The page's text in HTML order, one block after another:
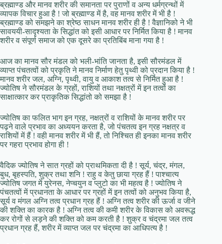
ब्रह्माण्ड और मानव शरीर की समानता पर पुराणों व अन्य धर्मग्रन्थों में
व्यापक विचार हुआ है ! जो ब्रह्माण्ड में है, वह मानव शरीर में भी है !
ब्रह्माण्ड को समझने का श्रेष्ठ साधन मानव शरीर ही है ! वैज्ञानिको ने भी
सावययी-सादृश्यता के सिद्धांत को इसी आधार पर निर्मित किया है ! मानव
शरीर व संपूर्ण समाज को एक दूसरे का प्रतिबिंब माना गया है !
आज का मानव सौर मंडल को भली-भांति जानता है, इसी सौरमंडल में
व्याप्त पंचतत्वों को प्रकृति ने मानव निर्माण हेतु पृथ्वी को प्रदान किया है !
मानव शरीर जल, अग्नि, पृथ्वी, वायु व आकाश तत्व से निर्मित हुआ है !
ज्योतिष ने सौरमंडल के ग्रहों, राशियों तथा नक्षत्रों में इन तत्वों का
साक्षात्कार कर प्राकृतिक सिद्धांतो को समझा है !
ज्योतिष का फलित भाग इन ग्रह, नक्षत्रों व राशियों के मानव शरीर पर
पढ़ने वाले प्रभाव का अध्ययन करता है, जो पंचतत्व इन ग्रह नक्षत्र व
राशियों में हैं ! वही मानव शरीर में भी हैं, तो निश्चित ही इनका मानव शरीर
पर गहरा प्रभाव होगा ही !
वैदिक ज्योतिष ने सात ग्रहों को प्राथमिकता दी है ! सूर्य, चंद्र, मंगल,
बुध, बृहस्पति, शुक्र तथा शनि ! राहु व केतु छाया ग्रह हैं ! पाश्चात्य
ज्योतिष जगत में युरेनस, नेप्चयुन व प्लुटो का भी महत्व है ! ज्योतिष ने
पंचतत्वों में प्रधानता के आधार पर ग्रहों में इन तत्वों को अनुभव किया है,
सूर्य व मंगल अग्नि तत्व प्रधान ग्रह हैं ! अग्नि तत्व शरीर की ऊर्जा व जीने
की शक्ति का कारक है ! अग्नि तत्व की कमी शरीर के विकास को अवरूद्ध
कर रोगों से लड़ने की शक्ति को कम करती है ! शुक्र व चंद्रमा जल तत्व
प्रधान ग्रह हैं, शरीर में व्याप्त जल पर चंद्रमा का आधिपत्य है !